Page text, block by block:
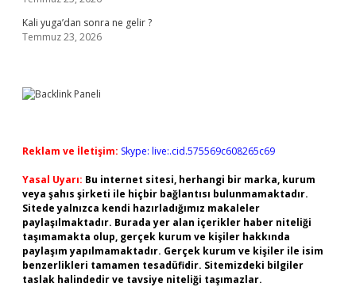
Kali yuga’dan sonra ne gelir ?
Temmuz 23, 2026
Reklam ve İletişim: Skype: live:.cid.575569c608265c69
Yasal Uyarı: Bu internet sitesi, herhangi bir marka, kurum
veya şahıs şirketi ile hiçbir bağlantısı bulunmamaktadır.
Sitede yalnızca kendi hazırladığımız makaleler
paylaşılmaktadır. Burada yer alan içerikler haber niteliği
taşımamakta olup, gerçek kurum ve kişiler hakkında
paylaşım yapılmamaktadır. Gerçek kurum ve kişiler ile isim
benzerlikleri tamamen tesadüfidir. Sitemizdeki bilgiler
taslak halindedir ve tavsiye niteliği taşımazlar.